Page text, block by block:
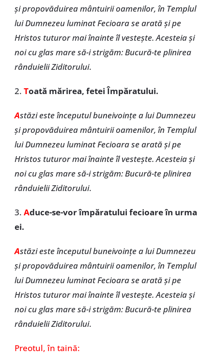
și propovăduirea mântuirii oamenilor, în Templul
lui Dumnezeu luminat Fecioara se arată și pe
Hristos tuturor mai înainte îl vestește. Acesteia și
noi cu glas mare să-i strigăm: Bucură-te plinirea
rânduielii Ziditorului.
2. Toată mărirea, fetei Împăratului.
Astăzi este începutul buneivoințe a lui Dumnezeu
și propovăduirea mântuirii oamenilor, în Templul
lui Dumnezeu luminat Fecioara se arată și pe
Hristos tuturor mai înainte îl vestește. Acesteia și
noi cu glas mare să-i strigăm: Bucură-te plinirea
rânduielii Ziditorului.
3. Aduce-se-vor împăratului fecioare în urma
ei.
Astăzi este începutul buneivoințe a lui Dumnezeu
și propovăduirea mântuirii oamenilor, în Templul
lui Dumnezeu luminat Fecioara se arată și pe
Hristos tuturor mai înainte îl vestește. Acesteia și
noi cu glas mare să-i strigăm: Bucură-te plinirea
rânduielii Ziditorului.
Preotul, în taină: